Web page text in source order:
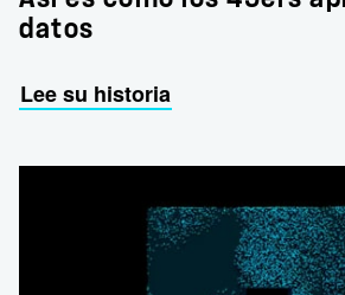
datos
Lee su historia